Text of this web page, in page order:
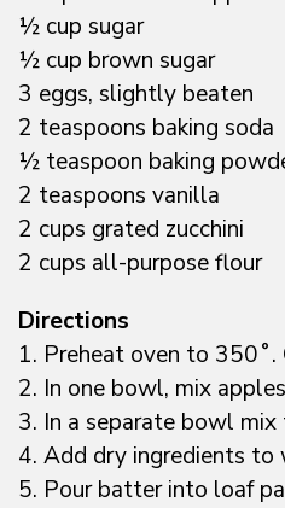
½ cup sugar
½ cup brown sugar
3 eggs, slightly beaten
2 teaspoons baking soda
½ teaspoon baking
2 teaspoons vanilla
2 cups grated zucchini
2 cups all-purpose flour
Directions
1. Preheat oven to
2. In one bowl, mix
3. In a separate bowl
4. Add dry ingredients to
5. Pour batter into loaf